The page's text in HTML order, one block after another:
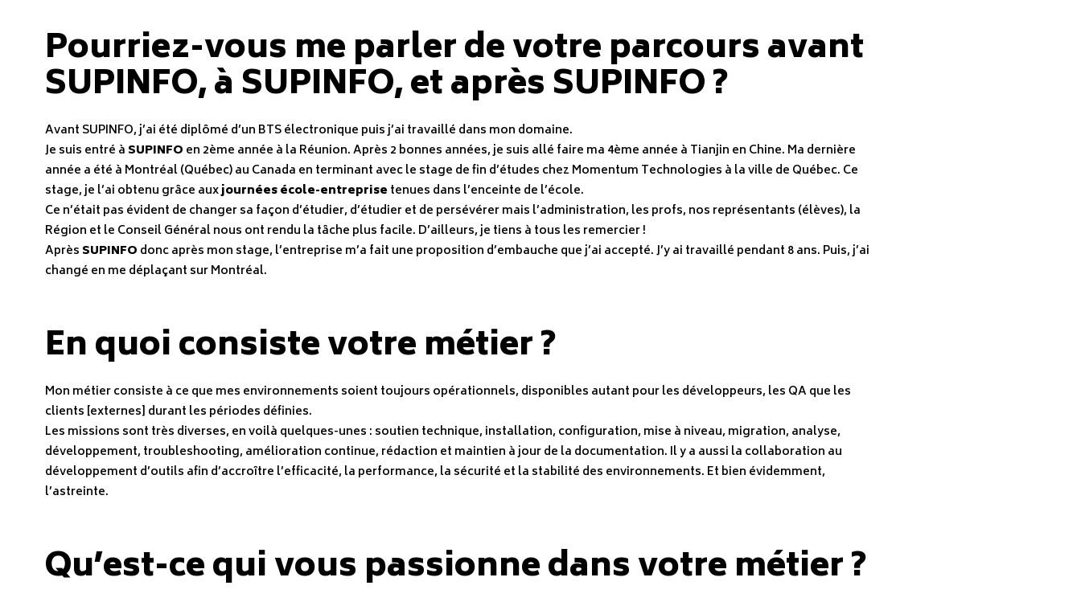
Pourriez-vous me parler de votre parcours avant
SUPINFO, à SUPINFO, et après SUPINFO ?
Avant SUPINFO, j’ai été diplômé d’un BTS électronique puis j’ai travaillé dans mon domaine.
Je suis entré à SUPINFO en 2ème année à la Réunion. Après 2 bonnes années, je suis allé faire ma 4ème année à Tianjin en Chine. Ma dernière
année a été à Montréal (Québec) au Canada en terminant avec le stage de fin d’études chez Momentum Technologies à la ville de Québec. Ce
stage, je l’ai obtenu grâce auxjournées école-entreprise tenues dans l’enceinte de l’école.
Ce n’était pas évident de changer sa façon d’étudier, d’étudier et de persévérer mais l’administration, les profs, nos représentants (élèves), la
Région et le Conseil Général nous ont rendu la tâche plus facile. D’ailleurs, je tiens à tous les remercier !
Après SUPINFO donc après mon stage, l’entreprise m’a fait une proposition d’embauche que j’ai accepté. J’y ai travaillé pendant 8 ans. Puis, j’ai
changé en me déplaçant sur Montréal.
En quoi consiste votre métier ?
Mon métier consiste à ce que mes environnements soient toujours opérationnels, disponibles autant pour les développeurs, les QA que les
clients [externes] durant les périodes définies.
Les missions sont très diverses, en voilà quelques-unes : soutien technique, installation, configuration, mise à niveau, migration, analyse,
développement, troubleshooting, amélioration continue, rédaction et maintien à jour de la documentation. Il y a aussi la collaboration au
développement d’outils afin d’accroître l’efficacité, la performance, la sécurité et la stabilité des environnements. Et bien évidemment,
l’astreinte.
Qu’est-ce qui vous passionne dans votre métier ?